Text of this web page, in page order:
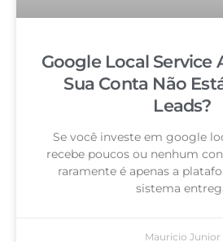
Google Local Service
Sua Conta Não
Leads?
Se você investe em google
recebe poucos ou nenhum
raramente é apenas a
sistema
Mauricio Junior